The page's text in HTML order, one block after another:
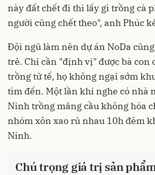
này đất chết đi thì lấy gì trồng cà
người cũng chết theo", anh Phúc
Đội ngũ làm nên dự án NoDa
trẻ. Chỉ cần "định vị" được bà con
trồng tử tế, họ không ngại sớm
tìm đến. Một lần khi nghe có nhà
Ninh trồng mãng cầu không hóa
nhóm xôn xao rủ nhau 10h đêm
Ninh.
Chú trọng giá trị sản